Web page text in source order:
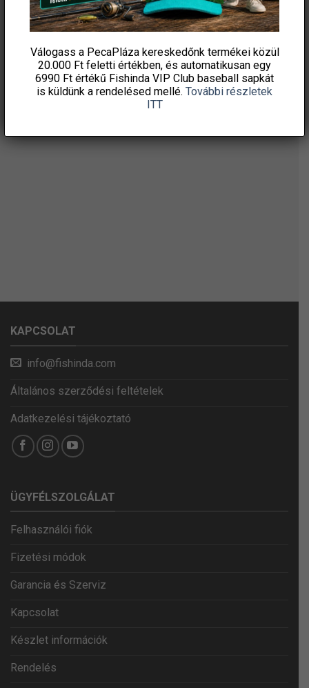
ÉRTESÜLJ ELSŐKÉNT! IRATKOZZ FEL A
HÍRLEVELÜNKRE!
KAPCSOLAT
info@fishinda.com
Általános szerződési feltételek
Adatkezelési tájékoztató
ÜGYFÉLSZOLGÁLAT
Felhasználói fiók
Fizetési módok
Garancia és Szerviz
Kapcsolat
Készlet információk
Rendelés
Válogass a PecaPláza kereskedőnk termékei közül
20.000 Ft feletti értékben, és automatikusan egy
6990 Ft értékű Fishinda VIP Club baseball sapkát
is küldünk a rendelésed mellé. További részletek
ITT